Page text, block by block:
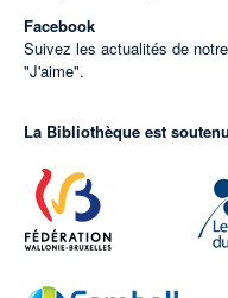
Facebook
Suivez les actualités de
"J'aime".
La Bibliothèque est